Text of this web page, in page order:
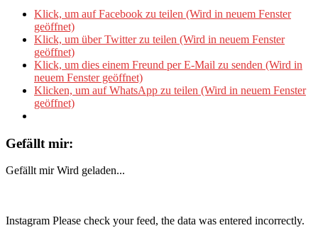
Klick, um auf Facebook zu teilen (Wird in neuem Fenster
geöffnet)
Klick, um über Twitter zu teilen (Wird in neuem Fenster
geöffnet)
Klick, um dies einem Freund per E-Mail zu senden (Wird in
neuem Fenster geöffnet)
Klicken, um auf WhatsApp zu teilen (Wird in neuem Fenster
geöffnet)
Gefällt mir:
Gefällt mir Wird geladen...
Instagram Please check your feed, the data was entered incorrectly.